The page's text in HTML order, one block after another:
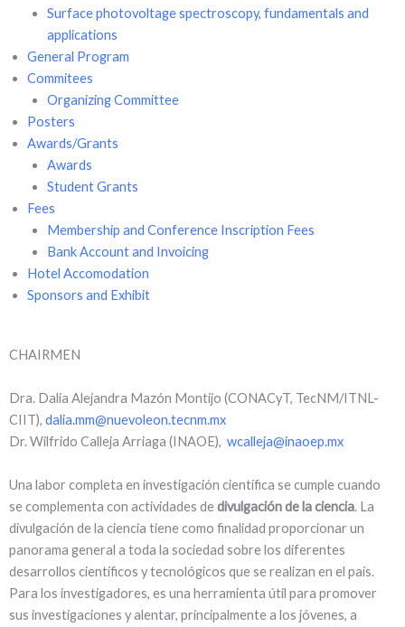
Surface photovoltage spectroscopy, fundamentals and
applications
General Program
Commitees
Organizing Committee
Posters
Awards/Grants
Awards
Student Grants
Fees
Membership and Conference Inscription Fees
Bank Account and Invoicing
Hotel Accomodation
Sponsors and Exhibit
CHAIRMEN
Dra. Dalia Alejandra Mazón Montijo (CONACyT, TecNM/ITNL-
CIIT), dalia.mm@nuevoleon.tecnm.mx
Dr. Wilfrido Calleja Arriaga (INAOE), wcalleja@inaoep.mx
Una labor completa en investigación científica se cumple cuando
se complementa con actividades dedivulgación de la ciencia. La
divulgación de la ciencia tiene como finalidad proporcionar un
panorama general a toda la sociedad sobre los diferentes
desarrollos científicos y tecnológicos que se realizan en el país.
Para los investigadores, es una herramienta útil para promover
sus investigaciones y alentar, principalmente a los jóvenes, a